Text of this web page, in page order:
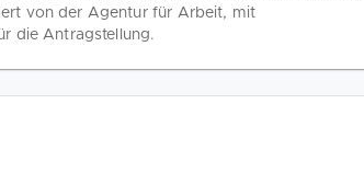
von der Agentur für Arbeit, mit
die Antragstellung.